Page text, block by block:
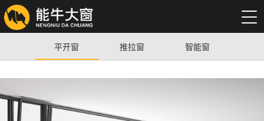
平开窗 推拉窗 智能窗